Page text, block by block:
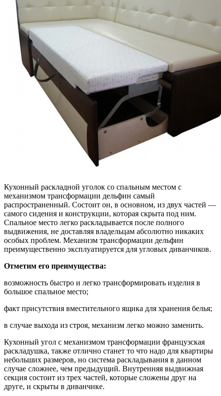
Кухонный раскладной уголок со спальным местом с
механизмом трансформации дельфин самый
распространенный. Состоит он, в основном, из двух частей —
самого сидения и конструкции, которая скрыта под ним.
Спальное место легко раскладывается после полного
выдвижения, не доставляя владельцам абсолютно никаких
особых проблем. Механизм трансформации дельфин
преимущественно эксплуатируется для угловых диванчиков.
Отметим его преимущества:
возможность быстро и легко трансформировать изделия в
большое спальное место;
факт присутствия вместительного ящика для хранения белья;
в случае выхода из строя, механизм легко можно заменить.
Кухонный угол с механизмом трансформации французская
раскладушка, также отлично станет то что надо для квартиры
небольших размеров, но система раскладывания в данном
случае сложнее, чем предыдущий. Внутренняя выдвижная
секция состоит из трех частей, которые сложены друг на
друге, и скрыты в диванчике.